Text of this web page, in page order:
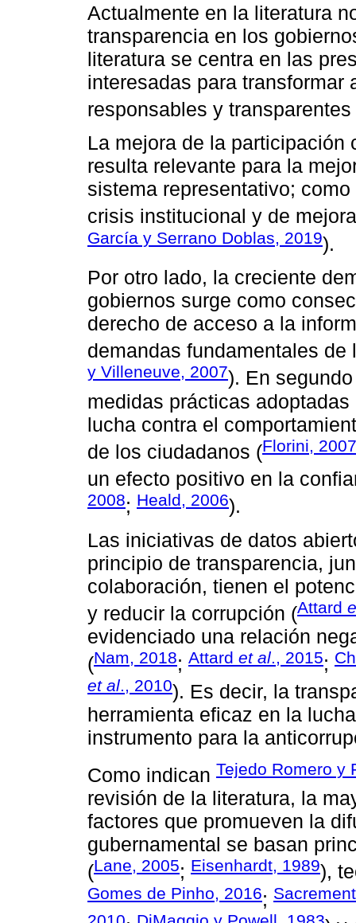
Actualmente en la literatura
transparencia en los
literatura se centra en las
interesadas para
responsables y transparentes
La mejora de la
resulta relevante para la
sistema representativo;
crisis institucional y de
García y Serrano Doblas, 2019).
Por otro lado, la creciente
gobiernos surge como
derecho de acceso a la
demandas fundamentales
y Villeneuve, 2007). En
medidas prácticas
lucha contra el
de los ciudadanos (Florini, 2007
un efecto positivo en la
2008; Heald, 2006).
Las iniciativas de datos
principio de transparencia,
colaboración, tienen el
y reducir la corrupción (Attard
evidenciado una relación
(Nam, 2018; Attard et al., 2015;
et al ., 2010). Es decir, la
herramienta eficaz en la
instrumento para la
Como indican Tejedo Romero y
revisión de la literatura, la
factores que promueven la
gubernamental se basan
(Lane, 2005; Eisenhardt, 1989),
Gomes de Pinho, 2016;